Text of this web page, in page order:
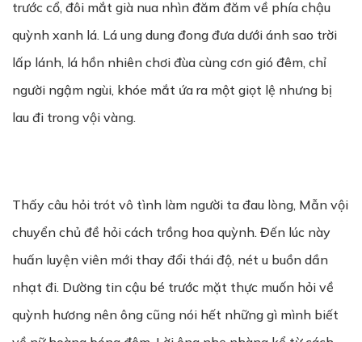
trước cổ, đôi mắt già nua nhìn đăm đăm về phía chậu
quỳnh xanh lá. Lá ung dung đong đưa dưới ánh sao trời
lấp lánh, lá hồn nhiên chơi đùa cùng cơn gió đêm, chỉ
người ngậm ngùi, khóe mắt ứa ra một giọt lệ nhưng bị
lau đi trong vội vàng.
Thấy câu hỏi trót vô tình làm người ta đau lòng, Mẫn vội
chuyển chủ đề hỏi cách trồng hoa quỳnh. Đến lúc này
huấn luyện viên mới thay đổi thái độ, nét u buồn dần
nhạt đi. Dường tin cậu bé trước mặt thực muốn hỏi về
quỳnh hương nên ông cũng nói hết những gì mình biết